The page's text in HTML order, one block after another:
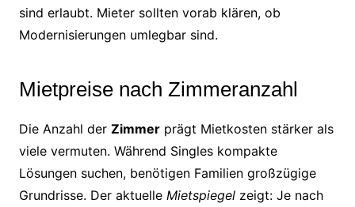
sind erlaubt. Mieter sollten vorab klären, ob
Modernisierungen umlegbar sind.
Mietpreise nach Zimmeranzahl
Die Anzahl der Zimmerprägt Mietkosten stärker als
viele vermuten. Während Singles kompakte
Lösungen suchen, benötigen Familien großzügige
Grundrisse. Der aktuelle Mietspiegelzeigt: Je nach